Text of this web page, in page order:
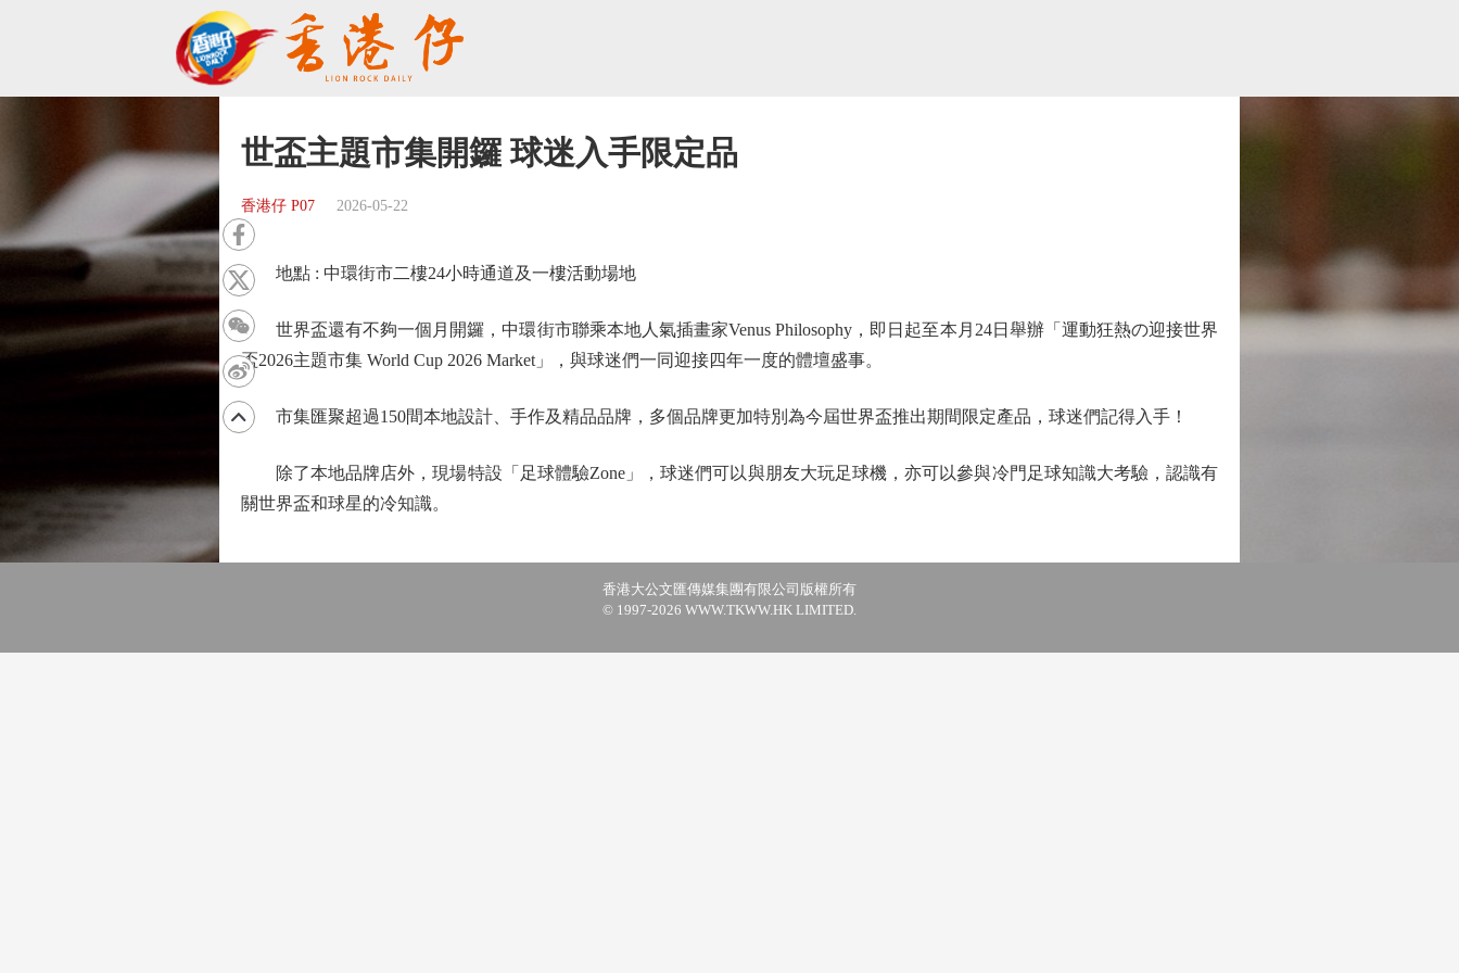
世盃主題市集開鑼 球迷入手限定品
香港仔 P07 2026-05-22
地點 : 中環街市二樓24小時通道及一樓活動場地
世界盃還有不夠一個月開鑼，中環街市聯乘本地人氣插畫家Venus Philosophy，即日起至本月24日舉辦「運動狂熱の迎接世界
盃2026主題市集 World Cup 2026 Market」，與球迷們一同迎接四年一度的體壇盛事。
市集匯聚超過150間本地設計、手作及精品品牌，多個品牌更加特別為今屆世界盃推出期間限定產品，球迷們記得入手！
除了本地品牌店外，現場特設「足球體驗Zone」，球迷們可以與朋友大玩足球機，亦可以參與冷門足球知識大考驗，認識有
關世界盃和球星的冷知識。
香港大公文匯傳媒集團有限公司版權所有
© 1997-2026 WWW.TKWW.HK LIMITED.